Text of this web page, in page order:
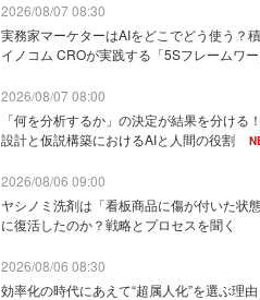
2026/08/07 08:30
実務家マーケターはAIをどこでどう使う？
イノコム CROが実践する「5Sフレームワー
2026/08/07 08:00
「何を分析するか」の決定が結果を分ける
設計と仮説構築におけるAIと人間の役割
2026/08/06 09:00
ヤシノミ洗剤は「看板商品に傷が付いた状
に復活したのか？戦略とプロセスを聞く
2026/08/06 08:30
効率化の時代にあえて“超属人化”を選ぶ理